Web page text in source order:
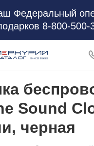
Федеральный
8-800-500-
Sound
черная